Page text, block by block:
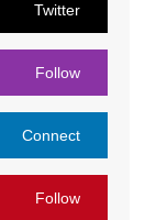
Twitter
Follow
Connect
Follow